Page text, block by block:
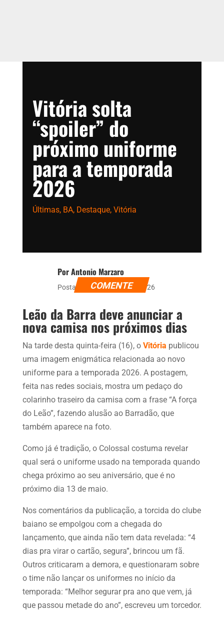
Vitória solta
“spoiler” do
próximo uniforme
para a temporada
2026
Últimas, BA, Destaque, Vitória
Por Antonio Marzaro
Postado dia 16 de abril de 2026
COMENTE
Leão da Barra deve anunciar a
nova camisa nos próximos dias
Na tarde desta quinta-feira (16), o Vitória publicou
uma imagem enigmática relacionada ao novo
uniforme para a temporada 2026. A postagem,
feita nas redes sociais, mostra um pedaço do
colarinho traseiro da camisa com a frase “A força
do Leão”, fazendo alusão ao Barradão, que
também aparece na foto.
Como já é tradição, o Colossal costuma revelar
qual será o uniforme usado na temporada quando
chega próximo ao seu aniversário, que é no
próximo dia 13 de maio.
Nos comentários da publicação, a torcida do clube
baiano se empolgou com a chegada do
lançamento, que ainda não tem data revelada: “4
dias pra virar o cartão, segura”, brincou um fã.
Outros criticaram a demora, e questionaram sobre
o time não lançar os uniformes no início da
temporada: “Melhor segurar pra ano que vem, já
que passou metade do ano”, escreveu um torcedor.